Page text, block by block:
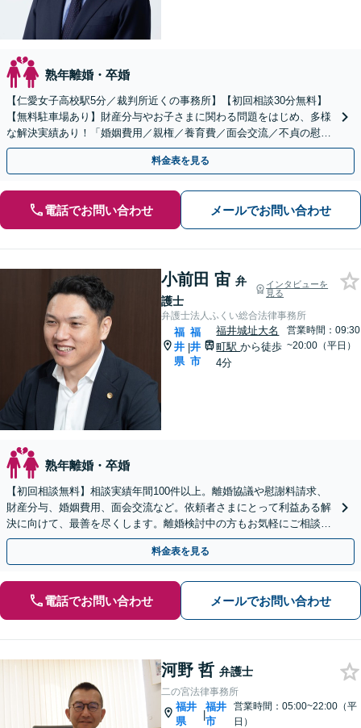
熟年離婚・卒婚
【仁愛女子高校駅5分／裁判所近くの事務所】【初回相談30分無料】
【無料駐車場あり】財産分与やお子さまに関わる問題をはじめ、多様
な解決実績あり！「婚姻費用／親権／養育費／面会交流／不貞の慰謝
料請求など」【当日・夜間・土日対応可（要相談）】
料金表を見る
電話でお問い合わせ メールでお問い合わせ
小前田 宙 弁
護士
インタビューを
見る
弁護士法人ふくい総合法律事務所
福
井
県
|
福
井
市
福井城址大名
町駅から徒歩
4分
営業時間：09:30
~20:00（平日）
熟年離婚・卒婚
【初回相談無料】相談実績年間100件以上。離婚協議や慰謝料請求、
財産分与、婚姻費用、面会交流など。依頼者さまにとって利益ある解
決に向けて、最善を尽くします。離婚検討中の方もお気軽にご相談を
【福井駅7分】【無料相談会実施】【完全個室で対応】
料金表を見る
電話でお問い合わせ メールでお問い合わせ
河野 哲 弁護士
二の宮法律事務所
福井
県
|
福井
市
営業時間：05:00~22:00（平
日）